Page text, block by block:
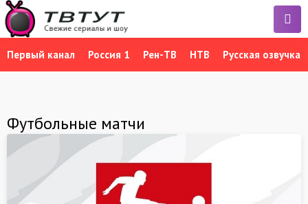
Футбольные матчи
Первый канал Россия 1 Рен-ТВ НТВ Русская озвучка